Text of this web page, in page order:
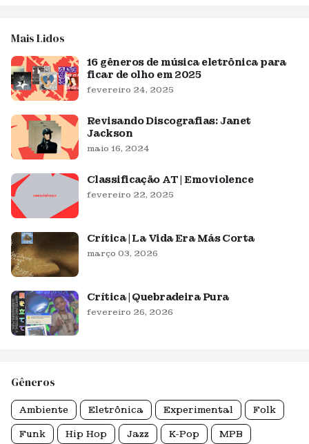
Mais Lidos
16 gêneros de música eletrônica para
ficar de olho em 2025
fevereiro 24, 2025
Revisando Discografias: Janet
Jackson
maio 16, 2024
Classificação AT | Emoviolence
fevereiro 22, 2025
Crítica | La Vida Era Más Corta
março 03, 2026
Crítica | Quebradeira Pura
fevereiro 26, 2026
Gêneros
Ambiente Eletrônica Experimental Folk
Funk Hip Hop Jazz K-Pop MPB